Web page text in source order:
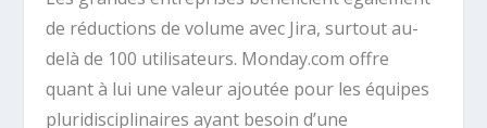
de réductions de volume avec Jira, surtout au-
delà de 100 utilisateurs. Monday.com offre
quant à lui une valeur ajoutée pour les équipes
pluridisciplinaires ayant besoin d’une